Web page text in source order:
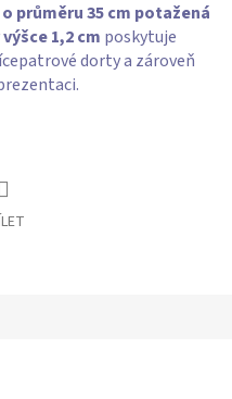
průměru 35 cm potažená
výšce 1,2 cm poskytuje
dorty a zároveň